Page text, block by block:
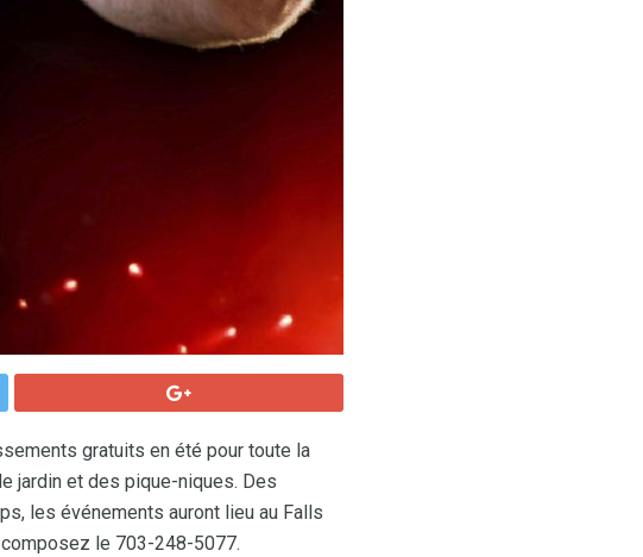
gratuits en été pour toute la
jardin et des pique-niques. Des
les événements auront lieu au Falls
le 703-248-5077.